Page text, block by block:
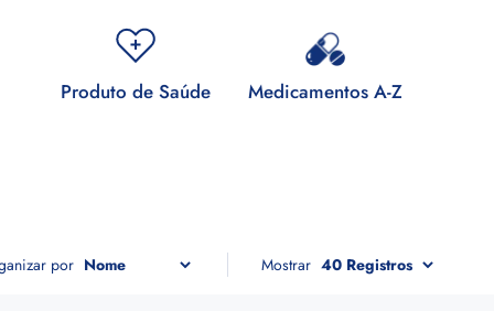
Produto de Saúde Medicamentos A-Z
por Mostrar